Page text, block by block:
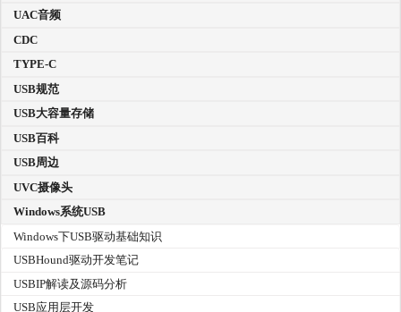
UAC音频
CDC
TYPE-C
USB规范
USB大容量存储
USB百科
USB周边
UVC摄像头
Windows系统USB
Windows下USB驱动基础知识
USBHound驱动开发笔记
USBIP解读及源码分析
USB应用层开发